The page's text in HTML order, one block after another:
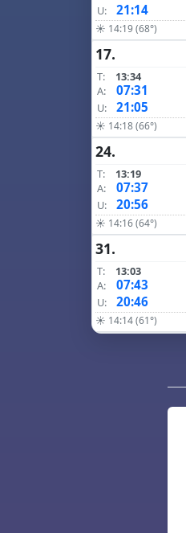
U: 21:14
☀ 14:19 (68°)
17.
T:
13:34
A:
07:31
U: 21:05
☀ 14:18 (66°)
24.
T:
13:19
A:
07:37
U: 20:56
☀ 14:16 (64°)
31.
T:
13:03
A:
07:43
U: 20:46
☀ 14:14 (61°)